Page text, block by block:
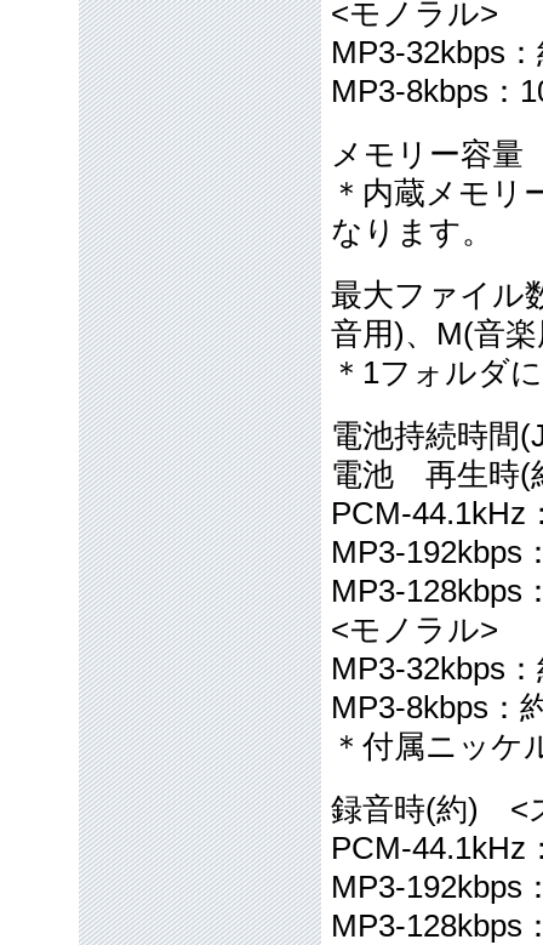
<モノラル>
MP3-32kbps
MP3-8kbps：
メモリー容
＊内蔵メモリ
なります。
最大ファイル
音用)、M(音
＊1フォルダ
電池持続時
電池 再生時(
PCM-44.1kHz
MP3-192kbps
MP3-128kbps
<モノラル>
MP3-32kbps
MP3-8kbps：
＊付属ニッケ
録音時(約) <
PCM-44.1kHz
MP3-192kbps
MP3-128kbps